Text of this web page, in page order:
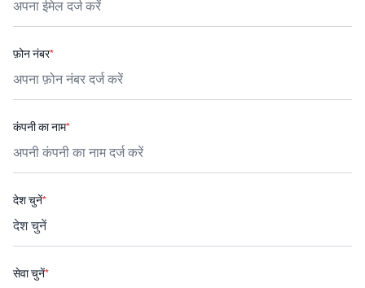
फ़ोन नंबर*
कंपनी का नाम*
देश चुनें*
सेवा चुनें*